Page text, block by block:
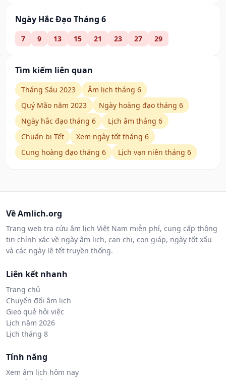
Ngày Hắc Đạo Tháng 6
7 9 13 15 21 23 27 29
Tìm kiếm liên quan
Tháng Sáu 2023
Âm lịch tháng 6
Quý Mão năm 2023
Ngày hoàng đạo tháng 6
Ngày hắc đạo tháng 6
Lịch âm tháng 6
Chuẩn bị Tết
Xem ngày tốt tháng 6
Cung hoàng đạo tháng 6
Lịch vạn niên tháng 6
Về Amlich.org
Trang web tra cứu âm lịch Việt Nam miễn phí, cung cấp thông
tin chính xác về ngày âm lịch, can chi, con giáp, ngày tốt xấu
và các ngày lễ tết truyền thống.
Liên kết nhanh
Trang chủ
Chuyển đổi âm lịch
Gieo quẻ hỏi việc
Lịch năm 2026
Lịch tháng 8
Tính năng
Xem âm lịch hôm nay